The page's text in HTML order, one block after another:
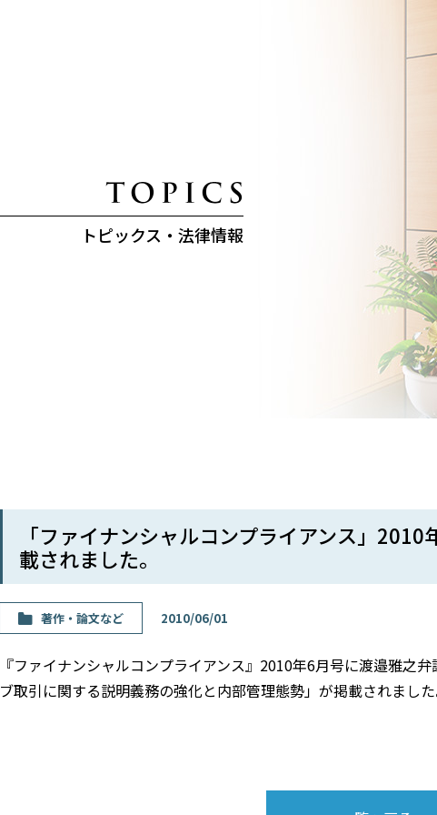
トピックス・法律情報
「ファイナンシャルコンプライアンス」
載されました。
著作・論⽂など 2010/06/01
『ファイナンシャルコンプライアンス』2010年6月号に渡邉雅之
ブ取引に関する説明義務の強化と内部管理態勢」が掲載されました